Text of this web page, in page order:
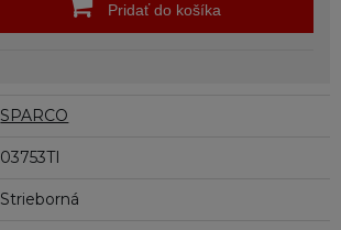
Pridať do košíka
SPARCO
03753TI
Strieborná